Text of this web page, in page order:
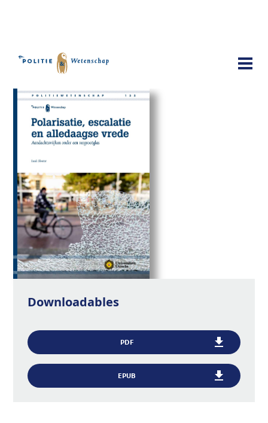
Publicaties
Polarisatie, escalatie en alledaagse
vrede
Downloadables
PDF
EPUB